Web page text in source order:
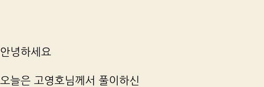
안녕하세요
오늘은 고영호님께서 풀이하신